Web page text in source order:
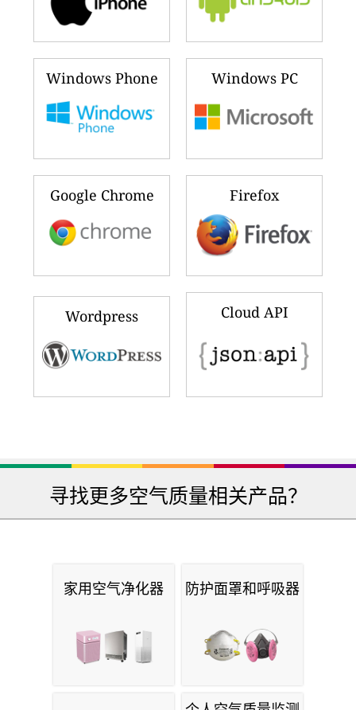
Windows Phone Windows PC
Google Chrome Firefox
Wordpress Cloud API
寻找更多空气质量相关产品？
家用空气净化器 防护面罩和呼吸器